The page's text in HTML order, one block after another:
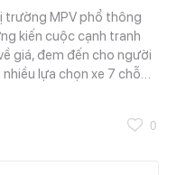
trường MPV phổ thông
kiến cuộc cạnh tranh
giá, đem đến cho người
lựa chọn xe 7 chỗ…
0